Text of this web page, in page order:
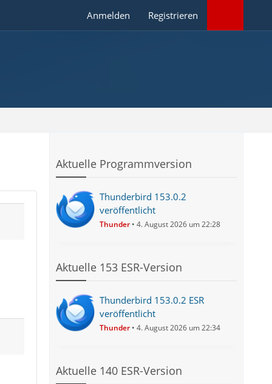
Anmelden Registrieren
Aktuelle Programmversion
Thunderbird 153.0.2
veröffentlicht
Thunder 4. August 2026 um 22:28
Aktuelle 153 ESR-Version
Thunderbird 153.0.2 ESR
veröffentlicht
Thunder 4. August 2026 um 22:34
Aktuelle 140 ESR-Version